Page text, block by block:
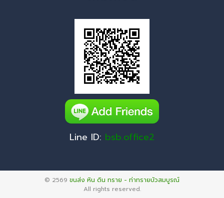
Line ID: bsb.office2
© 2569 ขนส่ง หิน ดิน ทราย - ท่าทรายบัวสมบูรณ์
All rights reserved.